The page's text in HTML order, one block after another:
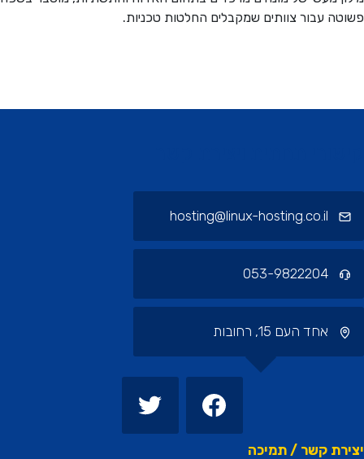
עבור צוותים שמקבלים החלטות טכניות.
hosting@linux-hosting.co.il
053-9822204
אחד העם 15, רחובות
קשר / תמיכה